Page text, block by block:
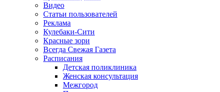
Видео
Статьи пользователей
Реклама
Кулебаки-Сити
Красные зори
Всегда Свежая Газета
Расписания
Детская поликлиника
Женская консультация
Межгород